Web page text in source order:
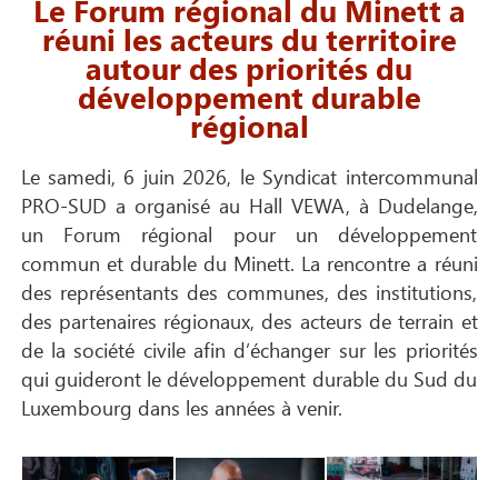
Le Forum régional du Minett a
réuni les acteurs du territoire
autour des priorités du
développement durable
régional
Le samedi, 6 juin 2026, le Syndicat intercommunal
PRO-SUD a organisé au Hall VEWA, à Dudelange,
un Forum régional pour un développement
commun et durable du Minett. La rencontre a réuni
des représentants des communes, des institutions,
des partenaires régionaux, des acteurs de terrain et
de la société civile afin d’échanger sur les priorités
qui guideront le développement durable du Sud du
Luxembourg dans les années à venir.